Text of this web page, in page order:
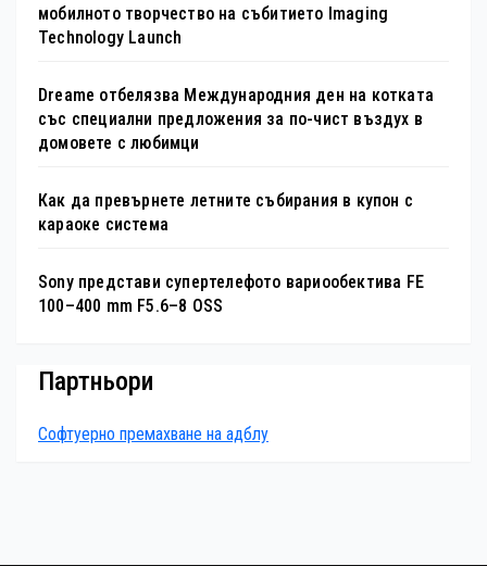
мобилното творчество на събитието Imaging
Technology Launch
Dreame отбелязва Международния ден на котката
със специални предложения за по-чист въздух в
домовете с любимци
Как да превърнете летните събирания в купон с
караоке система
Sony представи супертелефото вариообектива FE
100–400 mm F5.6–8 OSS
Партньори
Софтуерно премахване на адблу